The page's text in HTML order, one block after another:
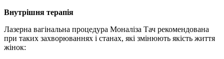
Внутрішня терапія
Лазерна вагінальна процедура Моналіза Тач рекомендована
при таких захворюваннях і станах, які змінюють якість життя
жінок: